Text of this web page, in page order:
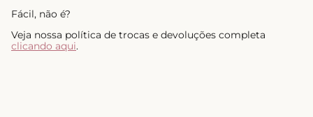
Fácil, não é?
Veja nossa política de trocas e devoluções completa
clicando aqui.